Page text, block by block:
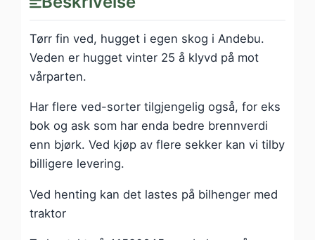
Tørr fin ved, hugget i egen skog i Andebu.
Veden er hugget vinter 25 å klyvd på mot
vårparten.
Har flere ved-sorter tilgjengelig også, for eks
bok og ask som har enda bedre brennverdi
enn bjørk. Ved kjøp av flere sekker kan vi tilby
billigere levering.
Ved henting kan det lastes på bilhenger med
traktor